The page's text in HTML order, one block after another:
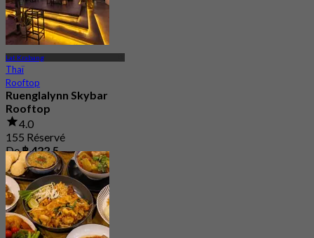
Lat Krabang
Thaï
Rooftop
Ruenglalynn Skybar
Rooftop
4.0
155 Réservé
De฿ 422.5